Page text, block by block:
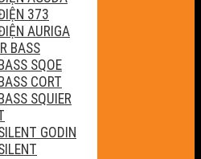
373
AURIGA
BASS
SQOE
CORT
SQUIER
GODIN